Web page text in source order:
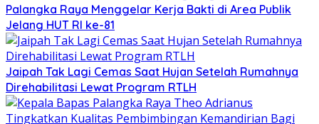
Palangka Raya Menggelar Kerja Bakti di Area Publik
Jelang HUT RI ke-81
Jaipah Tak Lagi Cemas Saat Hujan Setelah Rumahnya
Direhabilitasi Lewat Program RTLH